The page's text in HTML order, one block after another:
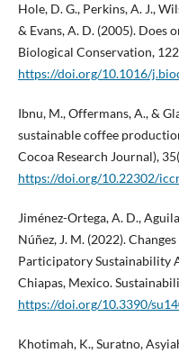
Hole, D. G., Perkins, A. J.,
& Evans, A. D. (2005).
Biological Conservation,
https://doi.org/10.1016/
Ibnu, M., Offermans, A., &
sustainable coffee
Cocoa Research Journal),
https://doi.org/10.22302/
Jiménez-Ortega, A. D.,
Núñez, J. M. (2022).
Participatory Sustainability
Chiapas, Mexico.
https://doi.org/10.3390/
Khotimah, K., Suratno,